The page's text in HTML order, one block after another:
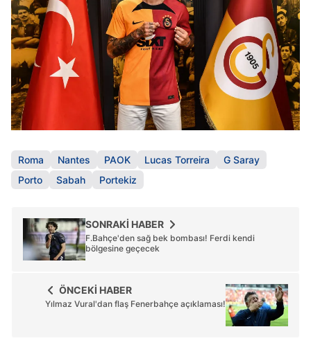
Roma Nantes PAOK Lucas Torreira
G Saray
Porto
Sabah Portekiz
SONRAKİ HABER
F.Bahçe'den sağ bek bombası! Ferdi kendi
bölgesine geçecek
ÖNCEKİ HABER
Yılmaz Vural'dan flaş Fenerbahçe açıklaması!